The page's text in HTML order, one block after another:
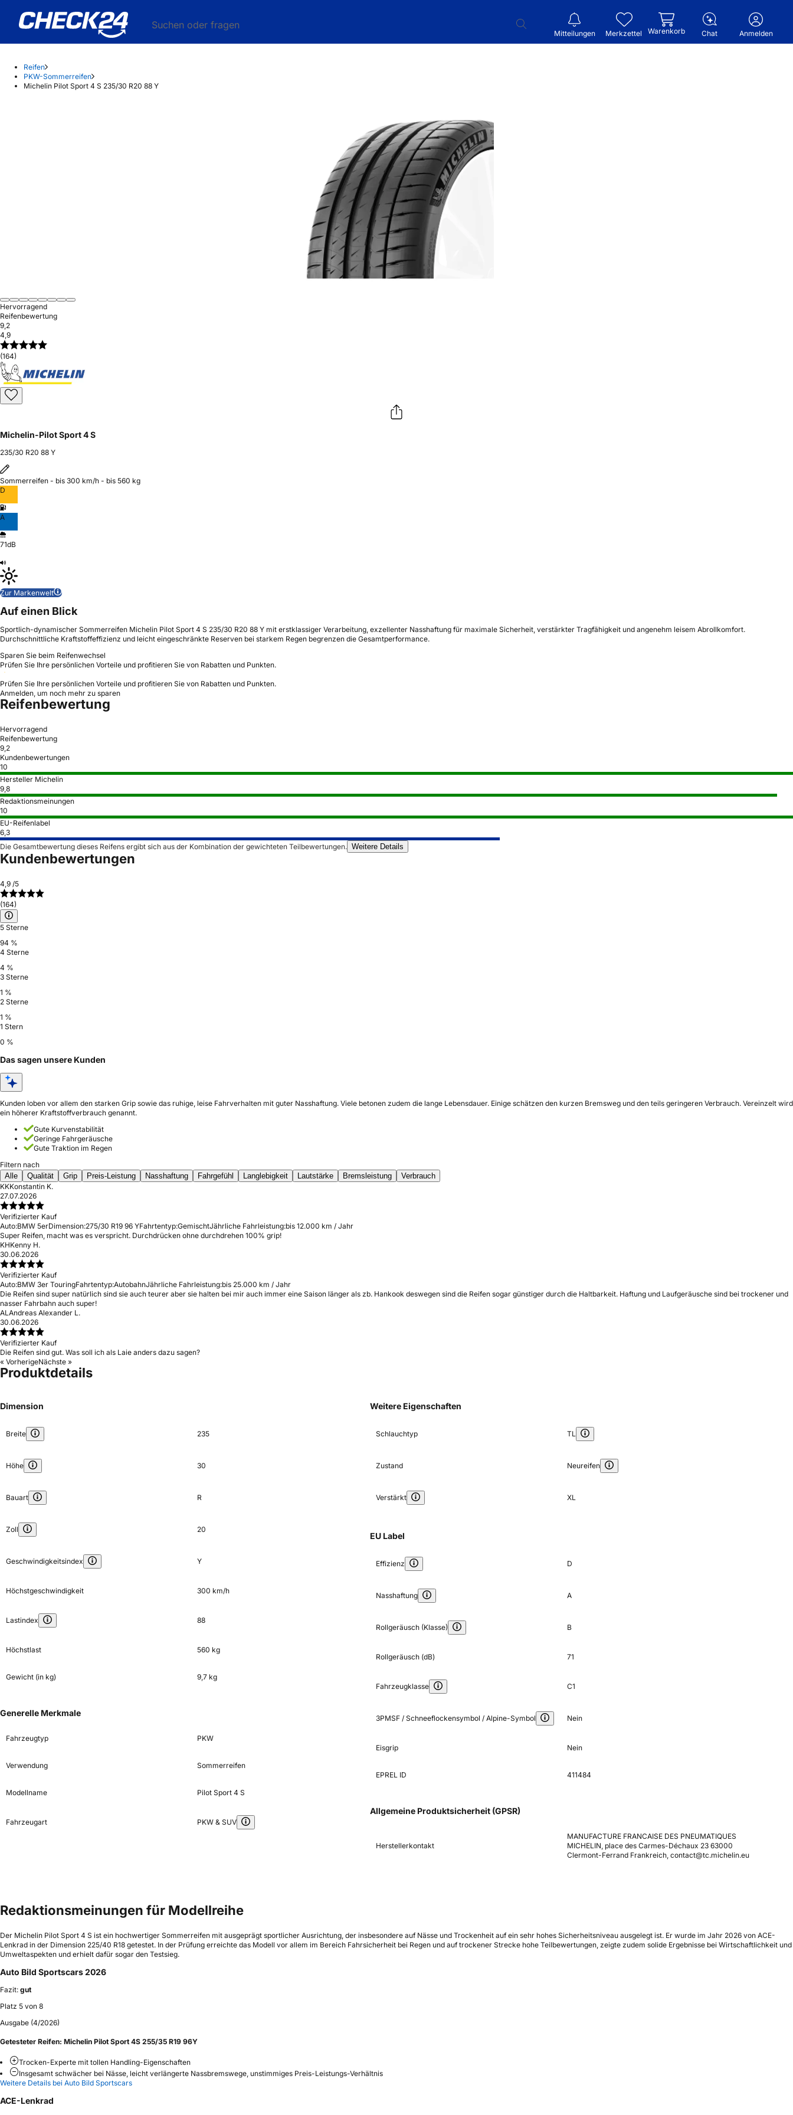
Suchen oder fragen
Mitteilungen Merkzettel Warenkorb Chat Anmelden
Reifen
PKW-Sommerreifen
Michelin Pilot Sport 4 S 235/30 R20 88 Y
Hervorragend
Reifenbewertung
9,2
4,9
(164)
Michelin-Pilot Sport 4 S
235/30 R20 88 Y
Sommerreifen - bis 300 km/h - bis 560 kg
D
A
71dB
Zur Markenwelt
Auf einen Blick
Sportlich-dynamischer Sommerreifen Michelin Pilot Sport 4 S 235/30 R20 88 Y mit erstklassiger Verarbeitung, exzellenter Nasshaftung für maximale Sicherheit, verstärkter Tragfähigkeit und angenehm leisem Abrollkomfort.
Durchschnittliche Kraftstoffeffizienz und leicht eingeschränkte Reserven bei starkem Regen begrenzen die Gesamtperformance.
Sparen Sie beim Reifenwechsel
Prüfen Sie Ihre persönlichen Vorteile und profitieren Sie von Rabatten und Punkten.
Prüfen Sie Ihre persönlichen Vorteile und profitieren Sie von Rabatten und Punkten.
Anmelden, um noch mehr zu sparen
Reifenbewertung
Hervorragend
Reifenbewertung
9,2
Kundenbewertungen
10
Hersteller Michelin
9,8
Redaktionsmeinungen
10
EU-Reifenlabel
6,3
Die Gesamtbewertung dieses Reifens ergibt sich aus der Kombination der gewichteten Teilbewertungen. Weitere Details
Kundenbewertungen
4,9 /5
(164)
5 Sterne
94 %
4 Sterne
4 %
3 Sterne
1 %
2 Sterne
1 %
1 Stern
0 %
Das sagen unsere Kunden
Kunden loben vor allem den starken Grip sowie das ruhige, leise Fahrverhalten mit guter Nasshaftung. Viele betonen zudem die lange Lebensdauer. Einige schätzen den kurzen Bremsweg und den teils geringeren Verbrauch. Vereinzelt wird
ein höherer Kraftstoffverbrauch genannt.
Gute Kurvenstabilität
Geringe Fahrgeräusche
Gute Traktion im Regen
Filtern nach
Alle
Qualität Grip Preis-Leistung Nasshaftung Fahrgefühl Langlebigkeit Lautstärke Bremsleistung
Verbrauch
KKKonstantin K.
27.07.2026
Verifizierter Kauf
Auto:BMW 5erDimension:275/30 R19 96 YFahrtentyp:GemischtJährliche Fahrleistung:bis 12.000 km / Jahr
Super Reifen, macht was es verspricht. Durchdrücken ohne durchdrehen 100% grip!
KHKenny H.
30.06.2026
Verifizierter Kauf
Auto:BMW 3er TouringFahrtentyp:AutobahnJährliche Fahrleistung:bis 25.000 km / Jahr
Die Reifen sind super natürlich sind sie auch teurer aber sie halten bei mir auch immer eine Saison länger als zb. Hankook deswegen sind die Reifen sogar günstiger durch die Haltbarkeit. Haftung und Laufgeräusche sind bei trockener und
nasser Fahrbahn auch super!
ALAndreas Alexander L.
30.06.2026
Verifizierter Kauf
Die Reifen sind gut. Was soll ich als Laie anders dazu sagen?
« VorherigeNächste »
Produktdetails
Dimension
Breite 235
Höhe 30
Bauart R
Zoll 20
Geschwindigkeitsindex Y
Höchstgeschwindigkeit 300 km/h
Lastindex 88
Höchstlast 560 kg
Gewicht (in kg) 9,7 kg
Generelle Merkmale
Fahrzeugtyp PKW
Verwendung Sommerreifen
Modellname Pilot Sport 4 S
Fahrzeugart PKW & SUV
Weitere Eigenschaften
Schlauchtyp TL
Zustand Neureifen
Verstärkt XL
EU Label
Effizienz D
Nasshaftung A
Rollgeräusch (Klasse) B
Rollgeräusch (dB) 71
Fahrzeugklasse C1
3PMSF / Schneeflockensymbol / Alpine-Symbol Nein
Eisgrip Nein
EPREL ID 411484
Allgemeine Produktsicherheit (GPSR)
Herstellerkontakt
MANUFACTURE FRANCAISE DES PNEUMATIQUES
MICHELIN, place des Carmes-Déchaux 23 63000
Clermont-Ferrand Frankreich, contact@tc.michelin.eu
Redaktionsmeinungen für Modellreihe
Der Michelin Pilot Sport 4 S ist ein hochwertiger Sommerreifen mit ausgeprägt sportlicher Ausrichtung, der insbesondere auf Nässe und Trockenheit auf ein sehr hohes Sicherheitsniveau ausgelegt ist. Er wurde im Jahr 2026 von ACE-
Lenkrad in der Dimension 225/40 R18 getestet. In der Prüfung erreichte das Modell vor allem im Bereich Fahrsicherheit bei Regen und auf trockener Strecke hohe Teilbewertungen, zeigte zudem solide Ergebnisse bei Wirtschaftlichkeit und
Umweltaspekten und erhielt dafür sogar den Testsieg.
Auto Bild Sportscars 2026
Fazit: gut
Platz 5 von 8
Ausgabe (4/2026)
Getesteter Reifen: Michelin Pilot Sport 4S 255/35 R19 96Y
Trocken-Experte mit tollen Handling-Eigenschaften
Insgesamt schwächer bei Nässe, leicht verlängerte Nassbremswege, unstimmiges Preis-Leistungs-Verhältnis
Weitere Details bei Auto Bild Sportscars
ACE-Lenkrad